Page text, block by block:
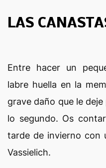
LAS
Entre hacer un
labre huella en la
grave daño que le
lo segundo. Os
tarde de invierno con
Vassielich.